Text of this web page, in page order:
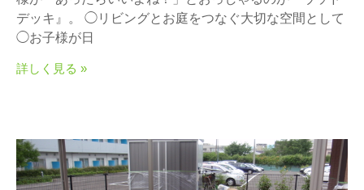
デッキ』。 ◯リビングとお庭をつなぐ大切な空間として
◯お子様が日
詳しく見る »